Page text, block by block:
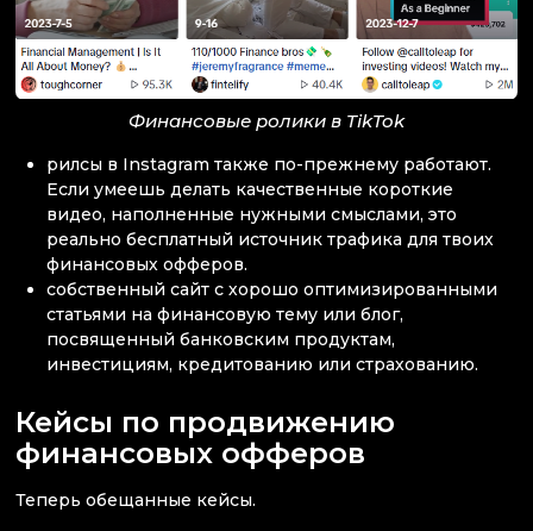
Финансовые ролики в TikTok
рилсы в Instagram также по-прежнему работают.
Если умеешь делать качественные короткие
видео, наполненные нужными смыслами, это
реально бесплатный источник трафика для твоих
финансовых офферов.
собственный сайт с хорошо оптимизированными
статьями на финансовую тему или блог,
посвященный банковским продуктам,
инвестициям, кредитованию или страхованию.
Кейсы по продвижению
финансовых офферов
Теперь обещанные кейсы.